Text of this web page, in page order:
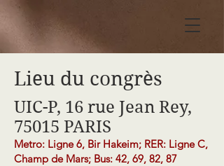
Lieu du congrès
UIC-P, 16 rue Jean Rey,
75015 PARIS
Metro: Ligne 6, Bir Hakeim; RER: Ligne C,
Champ de Mars; Bus: 42, 69, 82, 87